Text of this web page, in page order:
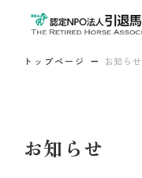
トップページ お知らせ
お知らせ